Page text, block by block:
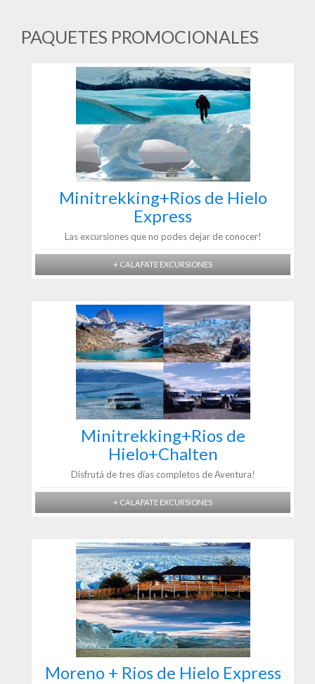
PAQUETES PROMOCIONALES
Minitrekking+Rios de Hielo
Express
Las excursiones que no podes dejar de conocer!
+ CALAFATE EXCURSIONES
Minitrekking+Rios de
Hielo+Chalten
Disfrutá de tres días completos de Aventura!
+ CALAFATE EXCURSIONES
Moreno + Rios de Hielo Express